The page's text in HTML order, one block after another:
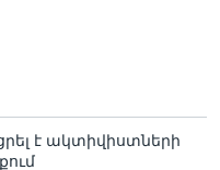
է ակտիվիստների